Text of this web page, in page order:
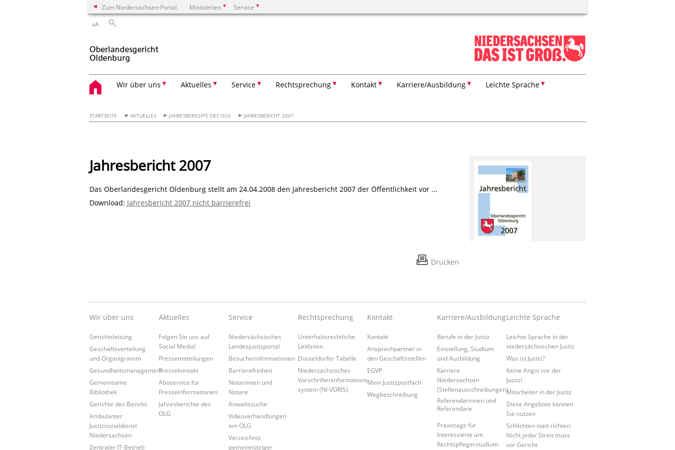
Zum Niedersachsen-Portal Ministerien Service
AA
Wir über uns Aktuelles Service Rechtsprechung Kontakt Karriere/Ausbildung Leichte Sprache
STARTSEITE AKTUELLES JAHRESBERICHTE DES OLG JAHRESBERICHT 2007
Jahresbericht 2007
Das Oberlandesgericht Oldenburg stellt am 24.04.2008 den Jahresbericht 2007 der Öffentlichkeit vor ...
Download: Jahresbericht 2007 nicht barrierefrei
Drucken
Wir über uns
Gerichtsleitung
Geschäftsverteilung
und Organigramm
Gesundheitsmanagement
Gemeinsame
Bibliothek
Gerichte des Bezirks
Ambulanter
Justizsozialdienst
Niedersachsen
Zentraler IT-Betrieb
Aktuelles
Folgen Sie uns auf
Social Media!
Pressemitteilungen
Pressekontakt
Aboservice für
Presseinformationen
Jahresberichte des
OLG
Service
Niedersächsisches
Landesjustizportal
Besucherinformationen
Barrierefreiheit
Notarinnen und
Notare
Anwaltssuche
Videoverhandlungen
am OLG
Verzeichnis
gemeinnütziger
Rechtsprechung
Unterhaltsrechtliche
Leitlinien
Düsseldorfer Tabelle
Niedersächsisches
Vorschrifteninformations-
system (NI-VORIS)
Kontakt
Kontakt
Ansprechpartner in
den Geschäftsstellen
EGVP
Mein Justizpostfach
Wegbeschreibung
Karriere/Ausbildung
Berufe in der Justiz
Einstellung, Studium
und Ausbildung
Karriere
Niedersachsen
(Stellenausschreibungen)
Referendarinnen und
Referendare
Praxistage für
Interessierte am
Rechtspflegerstudium
Leichte Sprache
Leichte Sprache in der
niedersächsischen Justiz
Was ist Justiz?
Keine Angst vor der
Justiz!
Mitarbeiter in der Justiz
Diese Angebote können
Sie nutzen
Schlichten statt richten:
Nicht jeder Streit muss
vor Gericht